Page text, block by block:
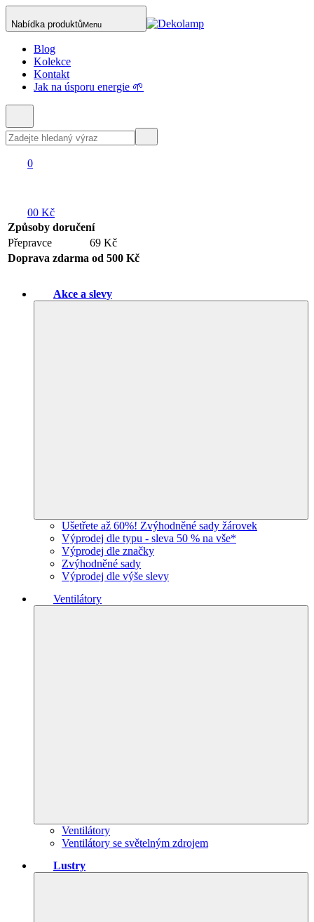
Nabídka produktůMenu
Blog
Kolekce
Kontakt
Jak na úsporu energie 🌱
0
00 Kč
Způsoby doručení
Přepravce
69 Kč
Doprava zdarma od 500 Kč
Akce a slevy
Ušetřete až 60%! Zvýhodněné sady žárovek
Výprodej dle typu - sleva 50 % na vše*
Výprodej dle značky
Zvýhodněné sady
Výprodej dle výše slevy
Ventilátory
Ventilátory
Ventilátory se světelným zdrojem
Lustry